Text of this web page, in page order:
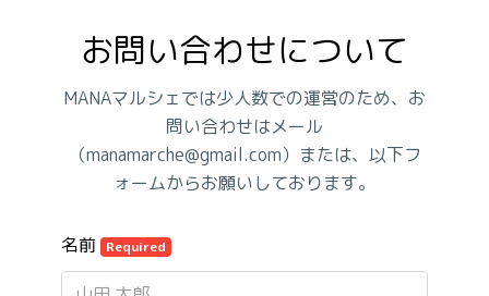
お問い合わせについて
MANAマルシェでは少人数での運営のため、お
問い合わせはメール
（manamarche@gmail.com）または、以下フ
ォームからお願いしております。
名前 Required